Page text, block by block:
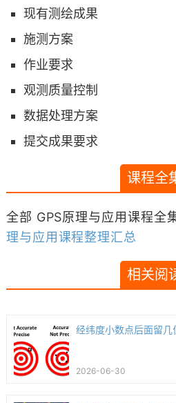
现有测绘成果
施测方案
作业要求
观测质量控制
数据处理方案
提交成果要求
课程全
全部 GPS原理与应用课程全
理与应用课程整理汇总
相关阅
经纬度小数点后面留几
2026-06-30